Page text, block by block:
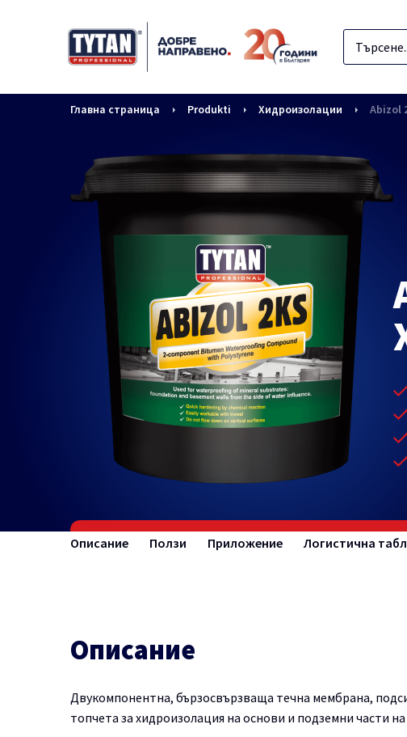
Главна страница Produkti Хидроизолации Abizol
Описание Ползи Приложение Логистична
Описание
Двукомпонентна, бързосвързваща течна мембрана,
топчета за хидроизолация на основи и подземни части на